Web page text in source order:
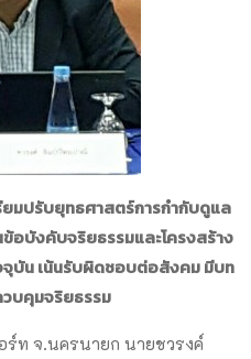
มปรับยุทธศาสตร์การกำกับดูแล
อบังคับจริยธรรมและโครงสร้าง
บัน เน้นรับผิดชอบต่อสังคม มีบท
วบคุมจริยธรรม
ร์ท จ.นครนายก นายชวรงค์